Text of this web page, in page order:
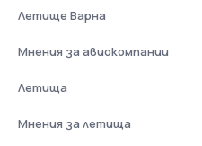
Летище Варна
Мнения за авиокомпании
Летища
Мнения за летища